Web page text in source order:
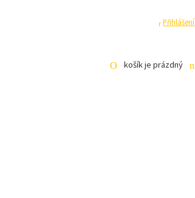
Přihlášení
košík je prázdný